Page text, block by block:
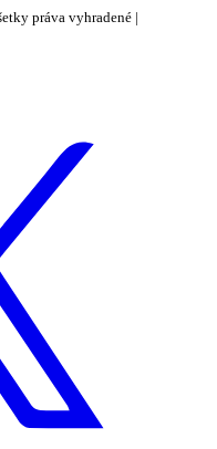
práva vyhradené |